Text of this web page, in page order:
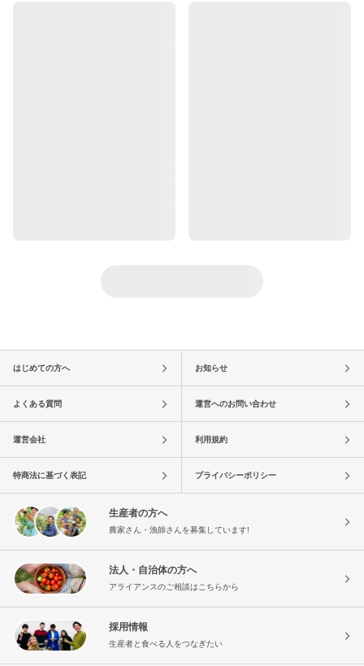
はじめての方へ お知らせ
よくある質問 運営へのお問い合わせ
運営会社 利用規約
特商法に基づく表記 プライバシーポリシー
生産者の方へ
農家さん・漁師さんを募集しています!
法人・自治体の方へ
アライアンスのご相談はこちらから
採用情報
生産者と食べる人をつなぎたい